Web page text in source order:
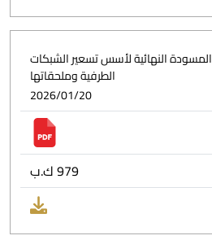
المسودة النهائية لأسس تسعير الشبكات
الطرفية وملحقاتها
2026/01/20
979 ك.ب